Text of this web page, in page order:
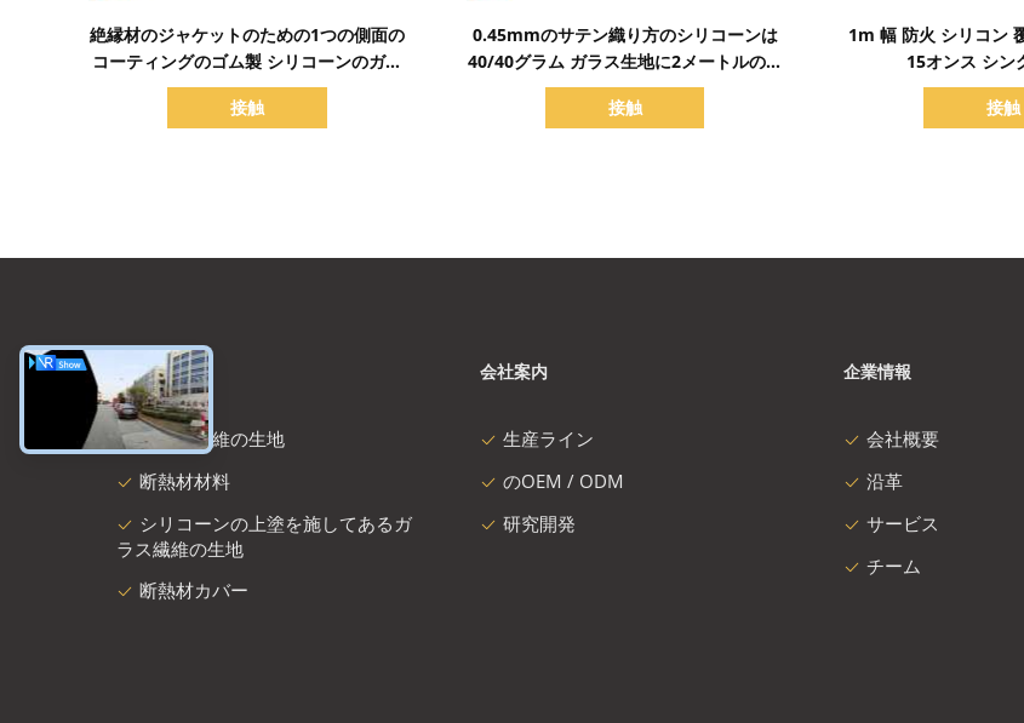
絶縁材のジャケットのための1つの側面の
コーティングのゴム製 シリコーンのガラ
ス繊維の生地15oz
接触
詳細を表示
0.45mmのサテン織り方のシリコーンは
40/40グラム ガラス生地に2メートルの幅
塗った
接触
1m 幅 防火 シリコン
15オンス シン
接触
カテゴリー
ガラス繊維の生地
断熱材材料
シリコーンの上塗を施してあるガ
ラス繊維の生地
断熱材カバー
会社案内
生産ライン
のOEM / ODM
研究開発
企業情報
会社概要
沿革
サービス
チーム